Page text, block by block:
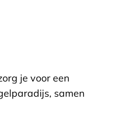
je voor een
samen